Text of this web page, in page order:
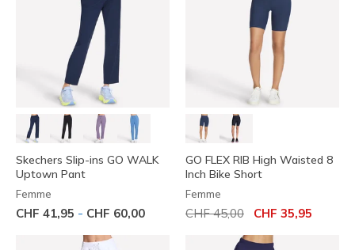
Skechers Slip-ins GO WALK
Uptown Pant
Femme
CHF 41,95 - CHF 60,00
GO FLEX RIB High Waisted 8
Inch Bike Short
Femme
Prix réduit de
CHF 45,00 CHF 35,95